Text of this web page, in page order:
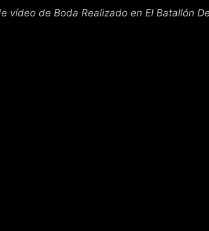
vídeo de Boda Realizado en El Batallón